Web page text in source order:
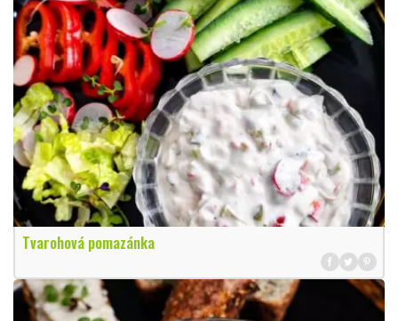
Tvarohová pomazánka